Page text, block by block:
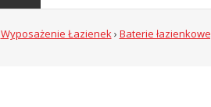
Wyposażenie Łazienek› Baterie